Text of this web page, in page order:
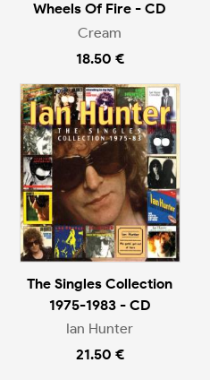
Wheels Of Fire - CD
Cream
18.50 €
The Singles Collection
1975-1983 - CD
Ian Hunter
21.50 €